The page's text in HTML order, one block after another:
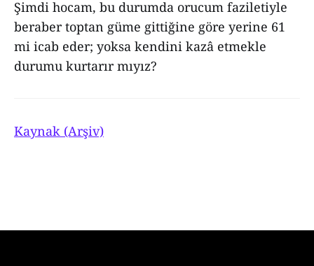
Şimdi hocam, bu durumda orucum faziletiyle
beraber toptan güme gittiğine göre yerine 61
mi icab eder; yoksa kendini kazâ etmekle
durumu kurtarır mıyız?
Kaynak (Arşiv)